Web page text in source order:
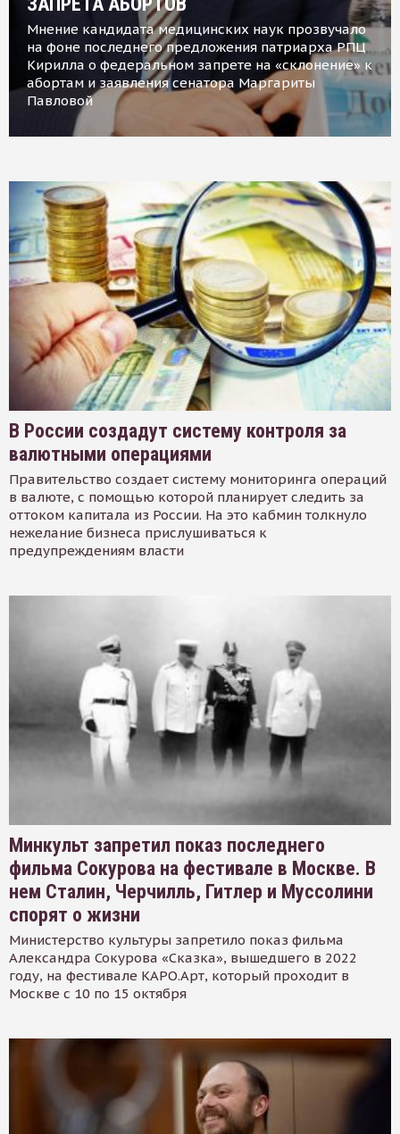
Мнение кандидата медицинских наук прозвучало
на фоне последнего предложения патриарха РПЦ
Кирилла о федеральном запрете на «склонение» к
абортам и заявления сенатора Маргариты
Павловой
В России создадут систему контроля за
валютными операциями
Правительство создает систему мониторинга операций
в валюте, с помощью которой планирует следить за
оттоком капитала из России. На это кабмин толкнуло
нежелание бизнеса прислушиваться к
предупреждениям власти
Минкульт запретил показ последнего
фильма Сокурова на фестивале в Москве. В
нем Сталин, Черчилль, Гитлер и Муссолини
спорят о жизни
Министерство культуры запретило показ фильма
Александра Сокурова «Сказка», вышедшего в 2022
году, на фестивале КАРО.Арт, который проходит в
Москве с 10 по 15 октября